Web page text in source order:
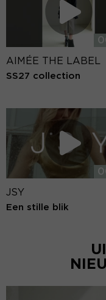
AIMÉE THE LABEL
SS27 collection
JSY
Een stille blik